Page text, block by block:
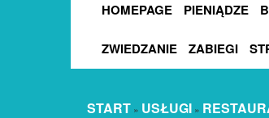
HOMEPAGE PIENIĄDZE
ZWIEDZANIE ZABIEGI
START » USŁUGI »